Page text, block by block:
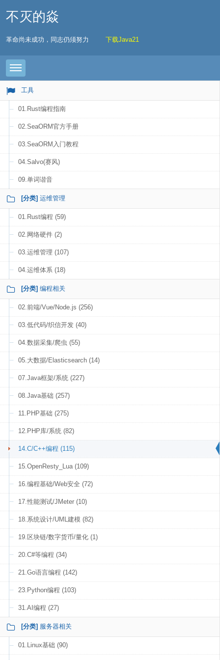
不灭的焱
革命尚未成功，同志仍须努力 下载Java21
Toggle navigation
工具
01.Rust编程指南
02.SeaORM官方手册
03.SeaORM入门教程
04.Salvo(赛风)
09.单词谐音
[分类] 运维管理
01.Rust编程 (59)
02.网络硬件 (2)
03.运维管理 (107)
04.运维体系 (18)
[分类] 编程相关
02.前端/Vue/Node.js (256)
03.低代码/织信开发 (40)
04.数据采集/爬虫 (55)
05.大数据/Elasticsearch (14)
07.Java框架/系统 (227)
08.Java基础 (257)
11.PHP基础 (275)
12.PHP库/系统 (82)
14.C/C++编程 (115)
15.OpenResty_Lua (109)
16.编程基础/Web安全 (72)
17.性能测试/JMeter (10)
18.系统设计/UML建模 (82)
19.区块链/数字货币/量化 (1)
20.C#等编程 (34)
21.Go语言编程 (142)
23.Python编程 (103)
31.AI编程 (27)
[分类] 服务器相关
01.Linux基础 (90)